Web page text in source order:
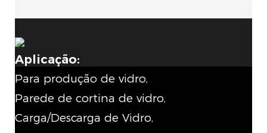
Aplicação:
Para produção de vidro,
Parede de cortina de vidro,
Carga/Descarga de Vidro,